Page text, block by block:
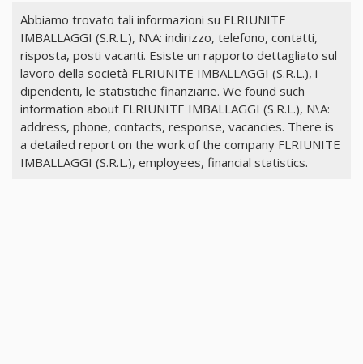
Abbiamo trovato tali informazioni su FLRIUNITE
IMBALLAGGI (S.R.L.), N\A: indirizzo, telefono, contatti,
risposta, posti vacanti. Esiste un rapporto dettagliato sul
lavoro della società FLRIUNITE IMBALLAGGI (S.R.L.), i
dipendenti, le statistiche finanziarie. We found such
information about FLRIUNITE IMBALLAGGI (S.R.L.), N\A:
address, phone, contacts, response, vacancies. There is
a detailed report on the work of the company FLRIUNITE
IMBALLAGGI (S.R.L.), employees, financial statistics.